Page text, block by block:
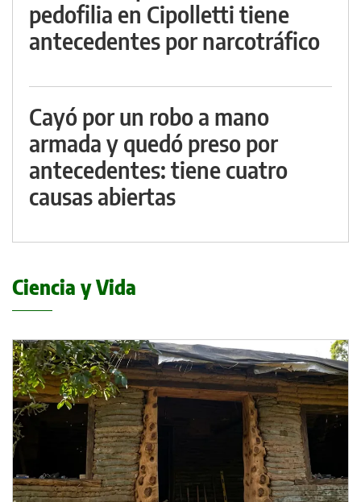
pedofilia en Cipolletti tiene
antecedentes por narcotráfico
Cayó por un robo a mano
armada y quedó preso por
antecedentes: tiene cuatro
causas abiertas
Ciencia y Vida